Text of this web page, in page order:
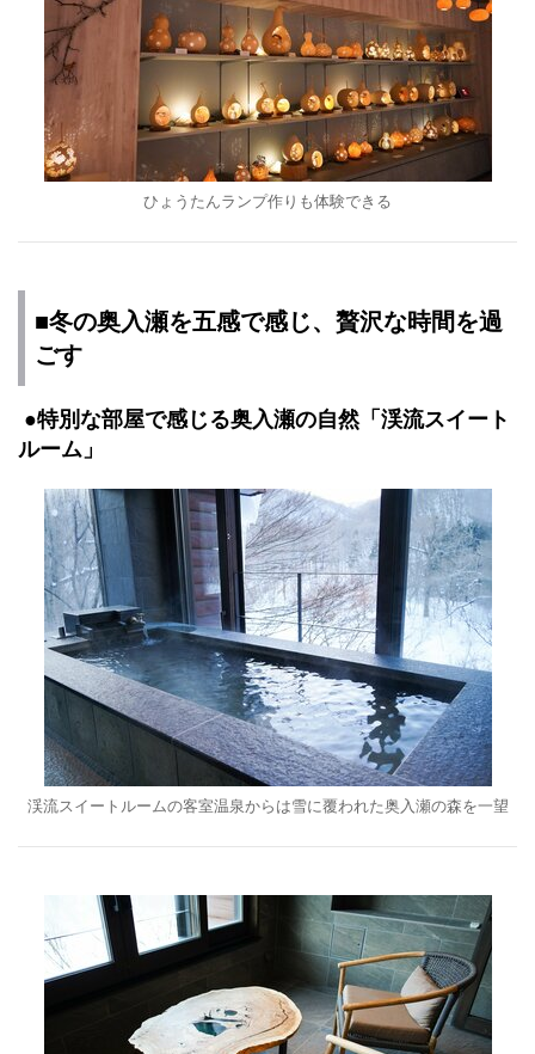
ひょうたんランプ作りも体験できる
■冬の奥入瀬を五感で感じ、贅沢な時間を過
ごす
●特別な部屋で感じる奥入瀬の自然「渓流スイート
ルーム」
渓流スイートルームの客室温泉からは雪に覆われた奥入瀬の森を一望